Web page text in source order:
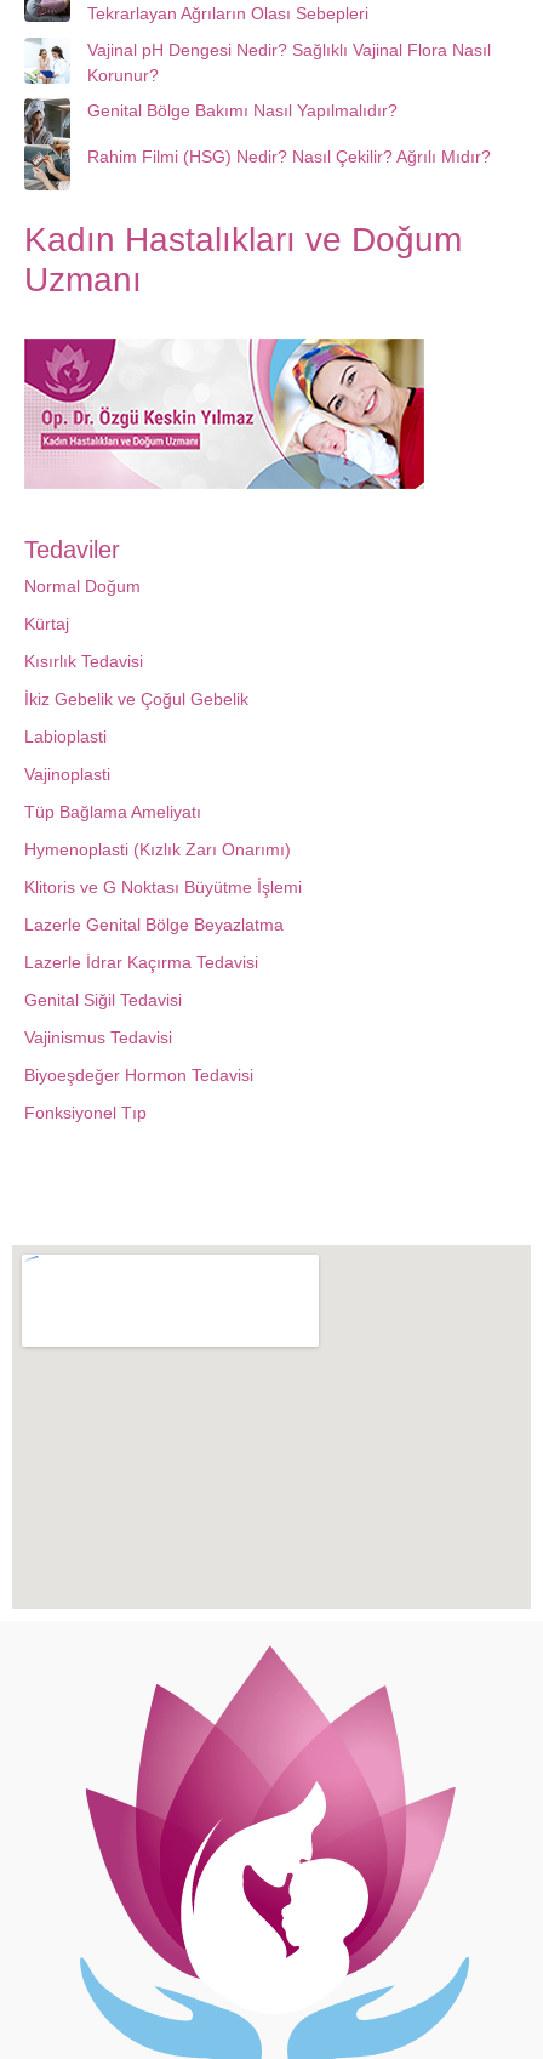
Tekrarlayan Ağrıların Olası Sebepleri
Vajinal pH Dengesi Nedir? Sağlıklı Vajinal Flora Nasıl
Korunur?
Genital Bölge Bakımı Nasıl Yapılmalıdır?
Rahim Filmi (HSG) Nedir? Nasıl Çekilir? Ağrılı Mıdır?
Kadın Hastalıkları ve Doğum
Uzmanı
Tedaviler
Normal Doğum
Kürtaj
Kısırlık Tedavisi
İkiz Gebelik ve Çoğul Gebelik
Labioplasti
Vajinoplasti
Tüp Bağlama Ameliyatı
Hymenoplasti (Kızlık Zarı Onarımı)
Klitoris ve G Noktası Büyütme İşlemi
Lazerle Genital Bölge Beyazlatma
Lazerle İdrar Kaçırma Tedavisi
Genital Siğil Tedavisi
Vajinismus Tedavisi
Biyoeşdeğer Hormon Tedavisi
Fonksiyonel Tıp